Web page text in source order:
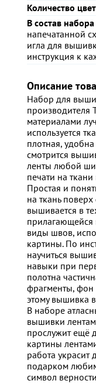
Количество
В состав
напечатанной
игла для
инструкция к
Описание
Набор для
производителя
материалами
используется
плотная,
смотрится
ленты любой
печати на
Простая и
на ткань
вышивается в
прилагающейся
виды швов,
картины. По
научиться
навыки при
полотна
фрагменты, фон
этому вышивка
В наборе
вышивки
прослужит ещё
картины
работа украсит
подарком
символ